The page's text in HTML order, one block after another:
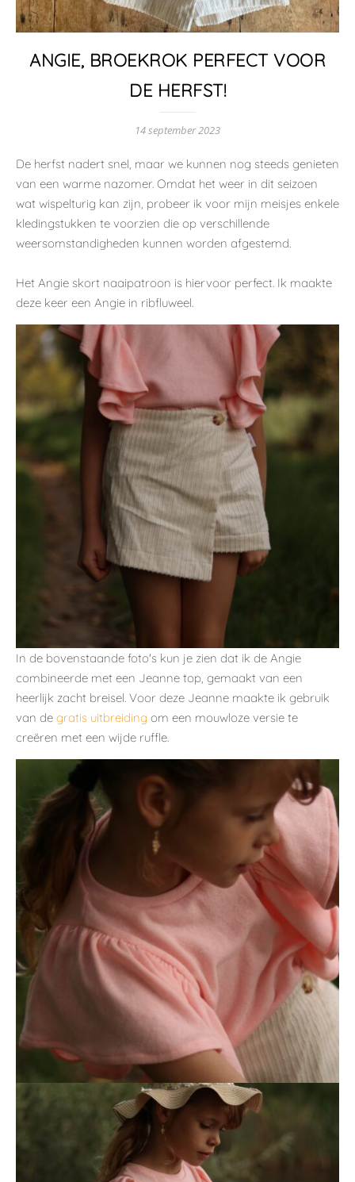
ANGIE, BROEKROK PERFECT VOOR
DE HERFST!
14 september 2023
De herfst nadert snel, maar we kunnen nog steeds genieten
van een warme nazomer. Omdat het weer in dit seizoen
wat wispelturig kan zijn, probeer ik voor mijn meisjes enkele
kledingstukken te voorzien die op verschillende
weersomstandigheden kunnen worden afgestemd.
Het Angie skort naaipatroon is hiervoor perfect. Ik maakte
deze keer een Angie in ribfluweel.
In de bovenstaande foto's kun je zien dat ik de Angie
combineerde met een Jeanne top, gemaakt van een
heerlijk zacht breisel. Voor deze Jeanne maakte ik gebruik
van de gratis uitbreiding om een mouwloze versie te
creëren met een wijde ruffle.